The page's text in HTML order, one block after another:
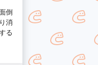
倒
消
る